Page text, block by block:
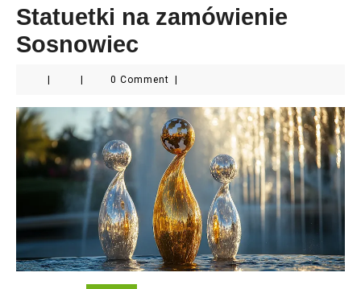
Statuetki na zamówienie
Sosnowiec
0 Comment